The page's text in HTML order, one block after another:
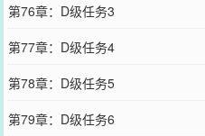
第76章：D级任务3
第77章：D级任务4
第78章：D级任务5
第79章：D级任务6